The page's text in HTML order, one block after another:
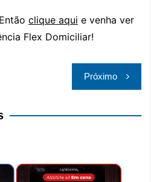
clique aqui e venha ver
Flex Domiciliar!
Próximo